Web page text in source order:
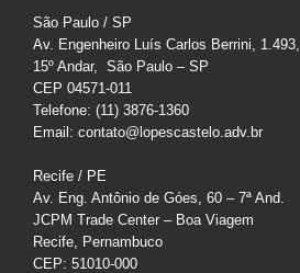
São Paulo / SP
Av. Engenheiro Luís Carlos Berrini, 1.493,
15º Andar, São Paulo – SP
CEP 04571-011
Telefone: (11) 3876-1360
Email: contato@lopescastelo.adv.br
Recife / PE
Av. Eng. Antônio de Góes, 60 – 7ª And.
JCPM Trade Center – Boa Viagem
Recife, Pernambuco
CEP: 51010-000